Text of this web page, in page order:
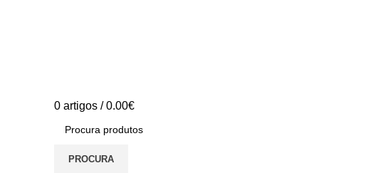
0 artigos / 0.00€
PROCURA